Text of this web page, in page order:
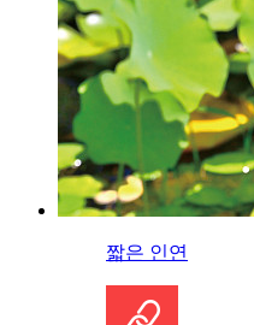
짧은 인연